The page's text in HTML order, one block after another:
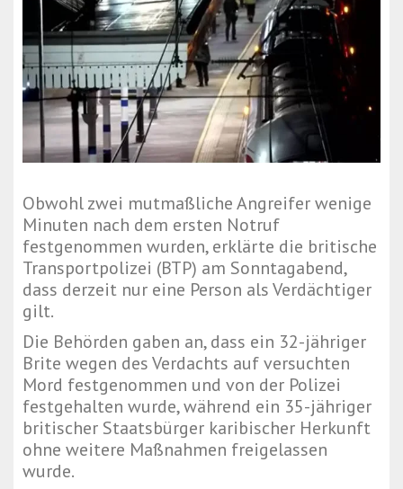
Obwohl zwei mutmaßliche Angreifer wenige
Minuten nach dem ersten Notruf
festgenommen wurden, erklärte die britische
Transportpolizei (BTP) am Sonntagabend,
dass derzeit nur eine Person als Verdächtiger
gilt.
Die Behörden gaben an, dass ein 32-jähriger
Brite wegen des Verdachts auf versuchten
Mord festgenommen und von der Polizei
festgehalten wurde, während ein 35-jähriger
britischer Staatsbürger karibischer Herkunft
ohne weitere Maßnahmen freigelassen
wurde.